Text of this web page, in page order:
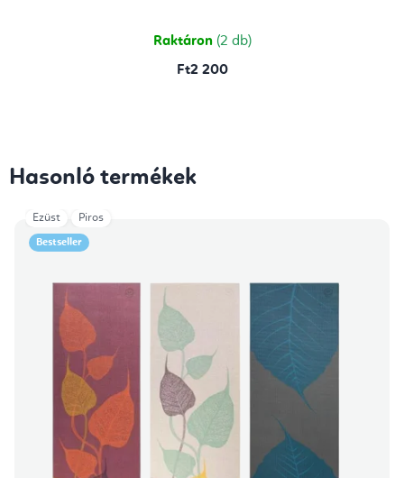
csillag.
Raktáron (2 db)
Ft2 200
Hasonló termékek
Bestseller
Ezüst Piros